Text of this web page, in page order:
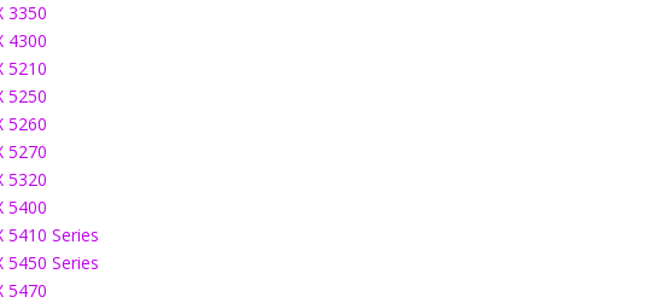
3350
4300
5210
5250
5260
5270
5320
5400
5410 Series
5450 Series
5470